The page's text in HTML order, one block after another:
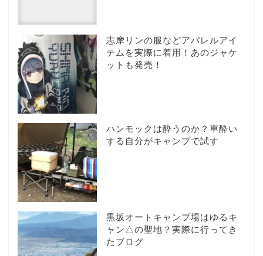
志摩リンの服などアパレルアイ
テムを実際に着用！あのジャケ
ットも発売！
ハンモックは酔うのか？車酔い
する自分がキャンプで試す
黒坂オートキャンプ場はゆるキ
ャン△の聖地？実際に行ってき
たブログ